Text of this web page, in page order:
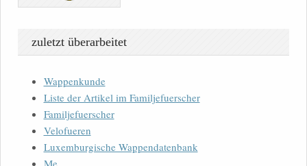
zuletzt überarbeitet
Wappenkunde
Liste der Artikel im Familjefuerscher
Familjefuerscher
Velofueren
Luxemburgische Wappendatenbank